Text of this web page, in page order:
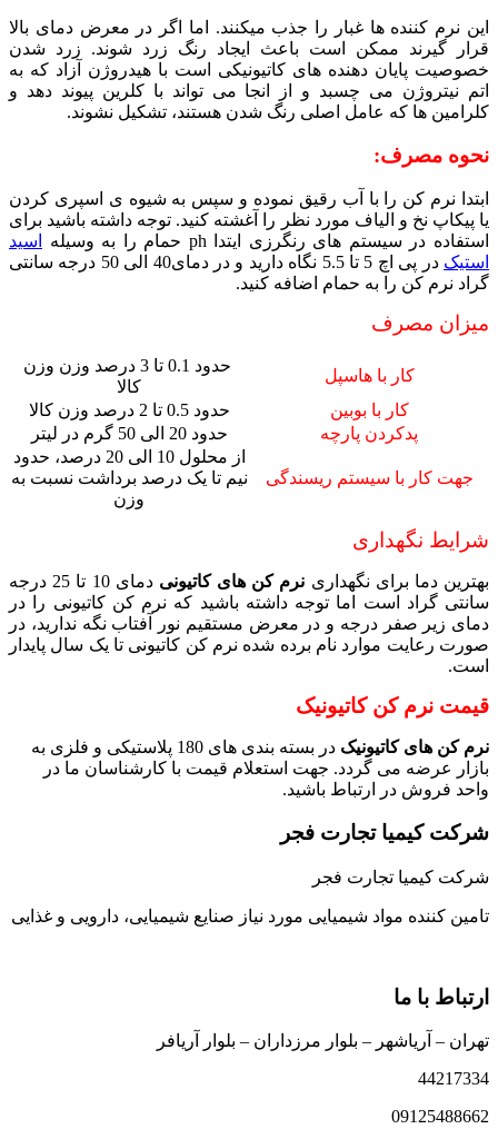
این نرم کننده ها غبار را جذب میکنند. اما اگر در معرض دمای بالا
قرار گیرند ممکن است باعث ایجاد رنگ زرد شوند. زرد شدن
خصوصیت پایان دهنده های کاتیونیکی است با هیدروژن آزاد که به
اتم نیتروژن می چسبد و از انجا می تواند با کلرین پیوند دهد و
کلرامین ها که عامل اصلی رنگ شدن هستند، تشکیل نشوند.
نحوه مصرف:
ابتدا نرم کن را با آب رقیق نموده و سپس به شیوه ی اسپری کردن
یا پیکاپ نخ و الیاف مورد نظر را آغشته کنید. توجه داشته باشید برای
استفاده در سیستم های رنگرزی ایتدا ph حمام را به وسیله
اسید
استیک
در پی اچ 5 تا 5.5 نگاه دارید و در دمای40 الی 50 درجه سانتی
گراد نرم کن را به حمام اضافه کنید.
میزان مصرف
کار با هاسپل
حدود 0.1 تا 3 درصد وزن وزن
کالا
کار با بوبین
حدود 0.5 تا 2 درصد وزن کالا
پدکردن پارچه
حدود 20 الی 50 گرم در لیتر
جهت کار با سیستم ریسندگی
از محلول 10 الی 20 درصد، حدود
نیم تا یک درصد برداشت نسبت به
وزن
شرایط نگهداری
بهترین دما برای نگهداری نرم کن های کاتیونی
دمای 10 تا 25 درجه
سانتی گراد است اما توجه داشته باشید که نرم کن کاتیونی را در
دمای زیر صفر درجه و در معرض مستقیم نور آفتاب نگه ندارید، در
صورت رعایت موارد نام برده شده نرم کن کاتیونی تا یک سال پایدار
است.
قیمت نرم کن کاتیونیک
نرم کن های کاتیونیک
در بسته بندی های 180 پلاستیکی و فلزی به
بازار عرضه می گردد. جهت استعلام قیمت با کارشناسان ما در
واحد فروش در ارتباط باشید.
شرکت کیمیا تجارت فجر
شرکت کیمیا تجارت فجر
تامین کننده مواد شیمیایی مورد نیاز صنایع شیمیایی، دارویی و غذایی
ارتباط با ما
تهران – آریاشهر – بلوار مرزداران – بلوار آریافر
44217334
09125488662